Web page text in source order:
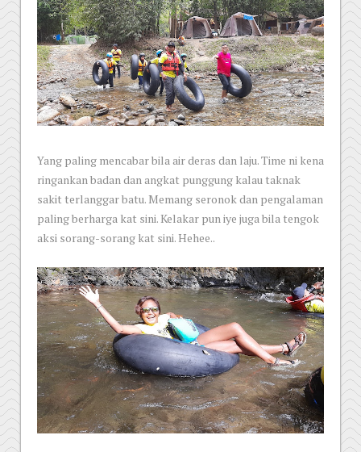
Yang paling mencabar bila air deras dan laju. Time ni kena
ringankan badan dan angkat punggung kalau taknak
sakit terlanggar batu. Memang seronok dan pengalaman
paling berharga kat sini. Kelakar pun iye juga bila tengok
aksi sorang-sorang kat sini. Hehee..